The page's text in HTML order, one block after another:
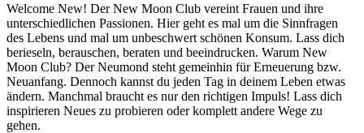
Welcome New! Der New Moon Club vereint Frauen und ihre
unterschiedlichen Passionen. Hier geht es mal um die Sinnfragen
des Lebens und mal um unbeschwert schönen Konsum. Lass dich
berieseln, berauschen, beraten und beeindrucken. Warum New
Moon Club? Der Neumond steht gemeinhin für Erneuerung bzw.
Neuanfang. Dennoch kannst du jeden Tag in deinem Leben etwas
ändern. Manchmal braucht es nur den richtigen Impuls! Lass dich
inspirieren Neues zu probieren oder komplett andere Wege zu
gehen.